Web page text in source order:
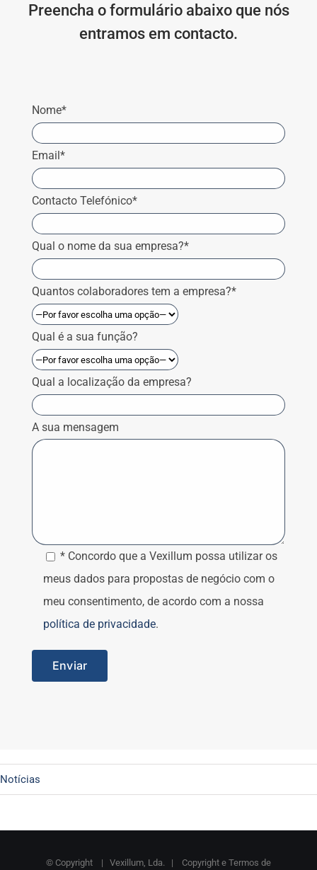
Preencha o formulário abaixo que nós
entramos em contacto.
Nome*
Email*
Contacto Telefónico*
Qual o nome da sua empresa?*
Quantos colaboradores tem a empresa?*
Qual é a sua função?
Qual a localização da empresa?
A sua mensagem
* Concordo que a Vexillum possa utilizar os
meus dados para propostas de negócio com o
meu consentimento, de acordo com a nossa
política de privacidade.
Notícias
© Copyright | Vexillum, Lda. | Copyright e Termos de